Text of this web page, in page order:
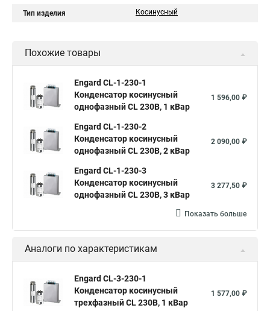
Тип изделия Косинусный
Похожие товары
Engard CL-1-230-1
Конденсатор косинусный
однофазный CL 230В, 1 кВар
1 596,00 ₽
Engard CL-1-230-2
Конденсатор косинусный
однофазный CL 230В, 2 кВар
2 090,00 ₽
Engard CL-1-230-3
Конденсатор косинусный
однофазный CL 230В, 3 кВар
3 277,50 ₽
Показать больше
Аналоги по характеристикам
Engard CL-3-230-1
Конденсатор косинусный
трехфазный CL 230В, 1 кВар
1 577,00 ₽